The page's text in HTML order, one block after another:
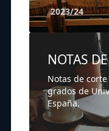
2023/24
NOTAS
Notas de
grados de
España.